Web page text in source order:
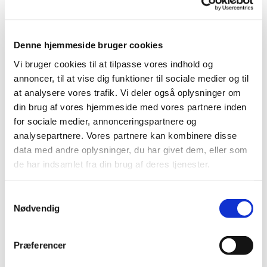
Denne hjemmeside bruger cookies
Vi bruger cookies til at tilpasse vores indhold og
annoncer, til at vise dig funktioner til sociale medier og til
at analysere vores trafik. Vi deler også oplysninger om
din brug af vores hjemmeside med vores partnere inden
for sociale medier, annonceringspartnere og
analysepartnere. Vores partnere kan kombinere disse
data med andre oplysninger, du har givet dem, eller som
de har indsamlet fra din brug af deres tjenester.
Nødvendig
Præferencer
Vi har været med her, i 4 år. Vi har et hjørne på
Areopagos torvet, sammen med de andre kristne
kan række ud til alle de forskellige søgende
mennesker, som besøger messen hvert år. Og
gennem denne tjeneste vise gæstfrihed og
kærlighed.
Vi tilbyder også at lytte til medarbejderne på
standen.